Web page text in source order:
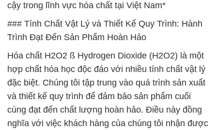
cậy trong lĩnh vực hóa chất tại Việt Nam*
### Tính Chất Vật Lý và Thiết Kế Quy Trình: Hành
Trình Đạt Đến Sản Phẩm Hoàn Hảo
Hóa chất H2O2 ß Hydrogen Dioxide (H2O2) là một
hợp chất hóa học độc đáo với nhiều tính chất vật lý
đặc biệt. Chúng tôi tập trung vào quá trình sản xuất
và thiết kế quy trình để đảm bảo sản phẩm cuối
cùng đạt đến chất lượng hoàn hảo. Điều này đồng
nghĩa với việc khách hàng của chúng tôi nhận được